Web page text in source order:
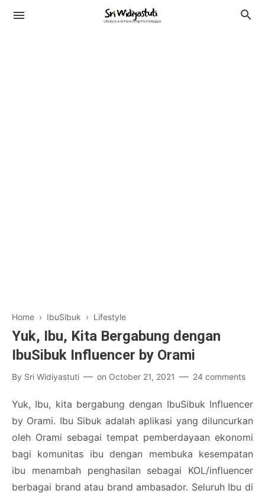
Home › IbuSibuk › Lifestyle
Yuk, Ibu, Kita Bergabung dengan
IbuSibuk Influencer by Orami
By Sri Widiyastuti on October 21, 2021 24 comments
Yuk, Ibu, kita bergabung dengan IbuSibuk Influencer
by Orami. Ibu Sibuk adalah aplikasi yang diluncurkan
oleh Orami sebagai tempat pemberdayaan ekonomi
bagi komunitas ibu dengan membuka kesempatan
ibu menambah penghasilan sebagai KOL/influencer
berbagai brand atau brand ambasador. Seluruh Ibu di